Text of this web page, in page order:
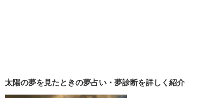
太陽の夢を見たときの夢占い・夢診断を詳しく紹介